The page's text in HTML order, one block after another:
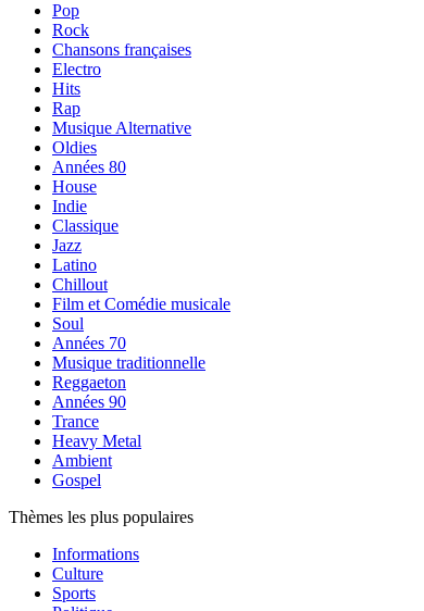
Pop
Rock
Chansons françaises
Electro
Hits
Rap
Musique Alternative
Oldies
Années 80
House
Indie
Classique
Jazz
Latino
Chillout
Film et Comédie musicale
Soul
Années 70
Musique traditionnelle
Reggaeton
Années 90
Trance
Heavy Metal
Ambient
Gospel
Thèmes les plus populaires
Informations
Culture
Sports